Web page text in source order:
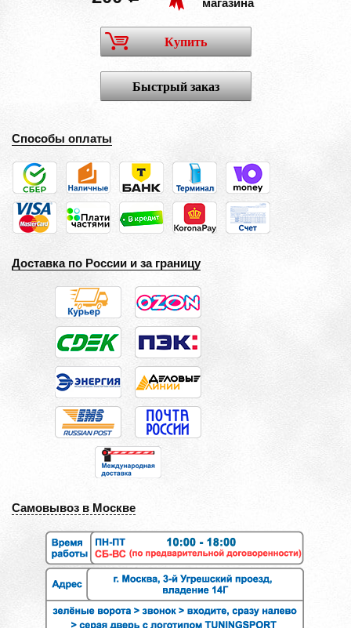
Купить
Быстрый заказ
Способы оплаты
Доставка по России и за границу
Самовывоз в Москве